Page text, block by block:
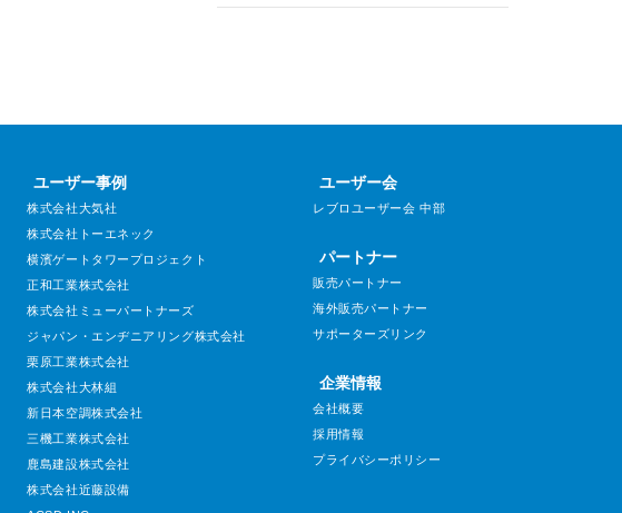
ユーザー事例
株式会社大気社
株式会社トーエネック
横濱ゲートタワープロジェクト
正和工業株式会社
株式会社ミューパートナーズ
ジャパン・エンヂニアリング株式会社
栗原工業株式会社
株式会社大林組
新日本空調株式会社
三機工業株式会社
鹿島建設株式会社
株式会社近藤設備
ユーザー会
レブロユーザー会 中部
パートナー
販売パートナー
海外販売パートナー
サポーターズリンク
企業情報
会社概要
採用情報
プライバシーポリシー